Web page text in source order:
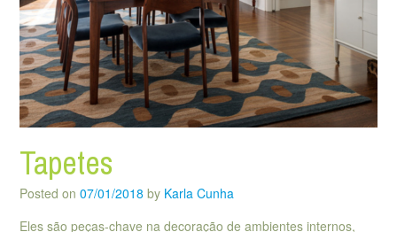
Tapetes
Posted on 07/01/2018 by Karla Cunha
Eles são peças-chave na decoração de ambientes internos,